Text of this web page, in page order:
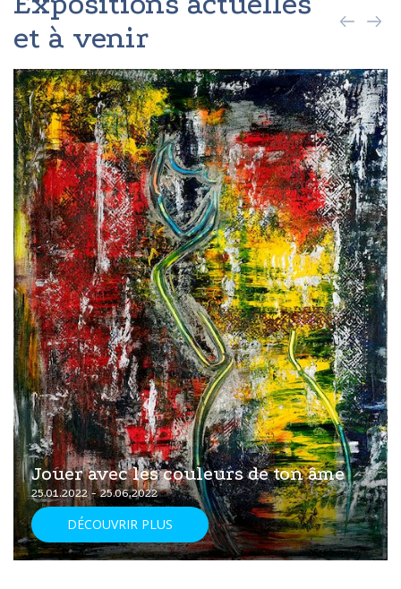
et à venir
Jouer avec les couleurs de ton âme
25.01.2022 - 25.06.2022
DÉCOUVRIR PLUS